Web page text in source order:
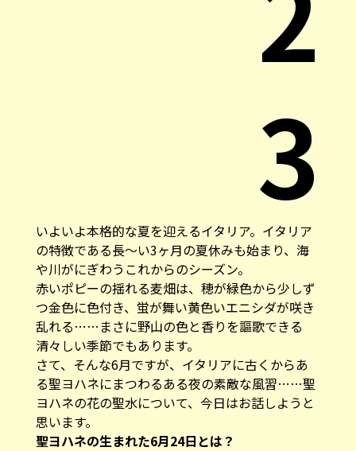
3
いよいよ本格的な夏を迎えるイタリア。イタリア
の特徴である長～い3ヶ月の夏休みも始まり、海
や川がにぎわうこれからのシーズン。
赤いポピーの揺れる麦畑は、穂が緑色から少しず
つ金色に色付き、蛍が舞い黄色いエニシダが咲き
乱れる……まさに野山の色と香りを謳歌できる
清々しい季節でもあります。
さて、そんな6月ですが、イタリアに古くからあ
る聖ヨハネにまつわるある夜の素敵な風習……聖
ヨハネの花の聖水について、今日はお話しようと
思います。
聖ヨハネの生まれた6月24日とは？